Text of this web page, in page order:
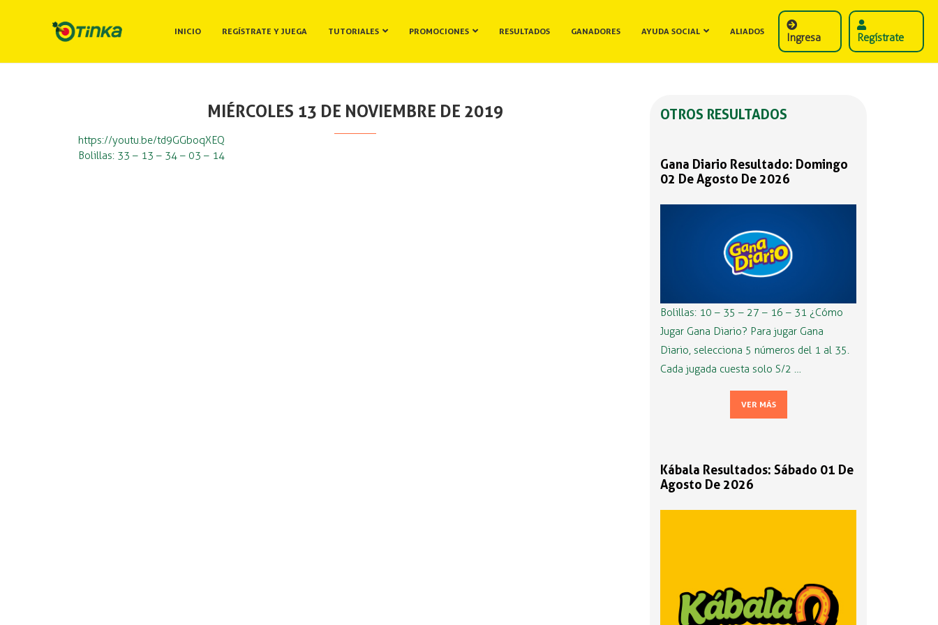
INICIO REGÍSTRATE Y JUEGA TUTORIALES PROMOCIONES RESULTADOS GANADORES AYUDA SOCIAL ALIADOS Ingresa Regístrate
MIÉRCOLES 13 DE NOVIEMBRE DE 2019
https://youtu.be/td9GGboqXEQ
Bolillas: 33 – 13 – 34 – 03 – 14
OTROS RESULTADOS
Gana Diario Resultado: Domingo
02 De Agosto De 2026
Bolillas: 10 – 35 – 27 – 16 – 31 ¿Cómo
Jugar Gana Diario? Para jugar Gana
Diario, selecciona 5 números del 1 al 35.
Cada jugada cuesta solo S/2 …
VER MÁS
Kábala Resultados: Sábado 01 De
Agosto De 2026